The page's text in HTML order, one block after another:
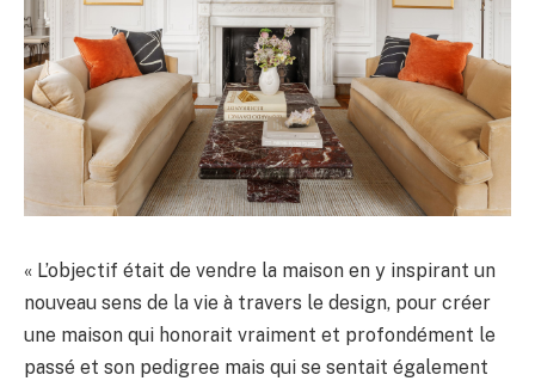
« L’objectif était de vendre la maison en y inspirant un
nouveau sens de la vie à travers le design, pour créer
une maison qui honorait vraiment et profondément le
passé et son pedigree mais qui se sentait également